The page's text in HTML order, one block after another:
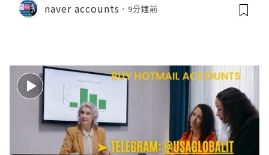
naver accounts 9分鐘前